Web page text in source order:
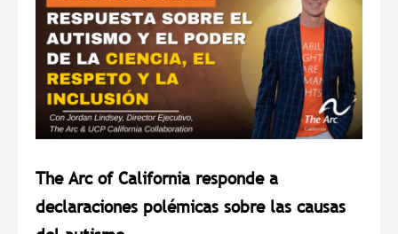
The Arc of California responde a
declaraciones polémicas sobre las causas